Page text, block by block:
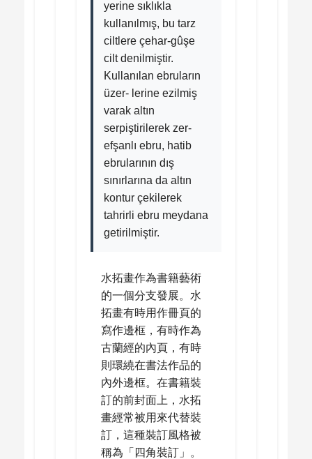
yerine sıklıkla
kullanılmış, bu tarz
ciltlere çehar-gûşe
cilt denilmiştir.
Kullanılan ebruların
üzer- lerine ezilmiş
varak altın
serpiştirilerek zer-
efşanlı ebru, hatib
ebrularının dış
sınırlarına da altın
kontur çekilerek
tahrirli ebru meydana
getirilmiştir.
水拓畫作為書籍藝術
的一個分支發展。水
拓畫有時用作冊頁的
寫作邊框，有時作為
古蘭經的內頁，有時
則環繞在書法作品的
內外邊框。在書籍裝
訂的前封面上，水拓
畫經常被用來代替裝
訂，這種裝訂風格被
稱為「四角裝訂」。